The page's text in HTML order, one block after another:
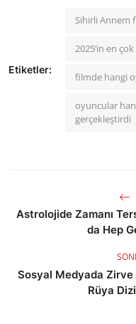
Etiketler:
Sihirli Annem
2025’in en
filmde hangi
oyuncular
gerçekleştirdi
Astrolojide Zamanı
da Hep
Sosyal Medyada Zirve
Rüya